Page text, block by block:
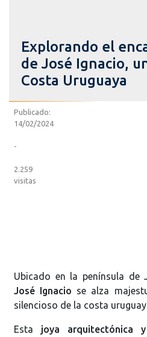
Explorando el
de José Ignacio,
Costa Uruguaya
Publicado:
14/02/2024
-
2.259
visitas
Ubicado en la península de
José Ignacio se alza
silencioso de la costa
Esta joya arquitectónica